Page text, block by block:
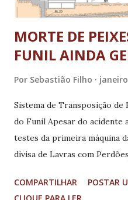
MORTE DE
FUNIL AINDA
Por Sebastião Filho
Sistema de Transposição
do Funil Apesar do acidente
testes da primeira máquina
divisa de Lavras com
rotor da turbina - que
COMPARTILHAR
POSTAR